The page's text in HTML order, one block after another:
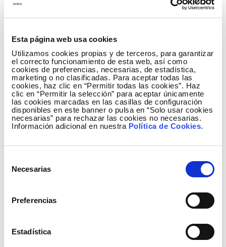
Esta página web usa cookies
Utilizamos cookies propias y de terceros, para garantizar
el correcto funcionamiento de esta web, así como
cookies de preferencias, necesarias, de estadística,
marketing o no clasificadas. Para aceptar todas las
cookies, haz clic en “Permitir todas las cookies”. Haz
clic en “Permitir la selección” para aceptar únicamente
las cookies marcadas en las casillas de configuración
disponibles en este banner o pulsa en “Solo usar cookies
necesarias” para rechazar las cookies no necesarias.
Información adicional en nuestra Política de Cookies.
Necesarias
Preferencias
Estadística
entre Red Eléctrica y las diferentes unidades de la
eficacia de las acciones conjuntas previstas para
garantizar el suministro eléctrico ante situaciones
de emergencia provocadas por inclemencias
meteorológicas o actos ilícitos de terceros.
Desde la creación de la UME, esta unidad militar ya
ha colaborado con Red Eléctrica en diferentes
ocasiones. En marzo del 2011, participó en la
fuerte nevada, y en diciembre del 2009, intervenía
para restablecer una línea en Jerez de la Frontera